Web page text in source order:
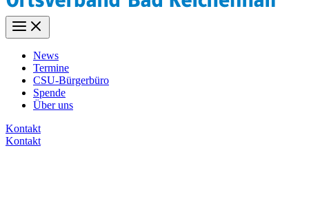
News
Termine
CSU-Bürgerbüro
Spende
Über uns
Kontakt
Kontakt